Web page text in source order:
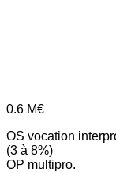
0.6 M€
OS vocation
(3 à 8%)
OP multipro.